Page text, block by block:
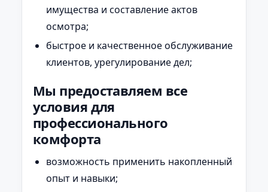
имущества и составление актов
осмотра;
быстрое и качественное обслуживание
клиентов, урегулирование дел;
Мы предоставляем все
условия для
профессионального
комфорта
возможность применить накопленный
опыт и навыки;